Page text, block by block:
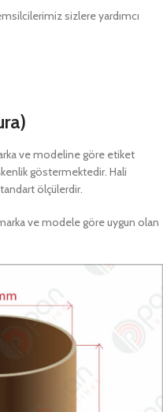
sizlere yardımcı
ve modeline göre etiket
göstermektedir. Hali
ölçülerdir.
ve modele göre uygun olan